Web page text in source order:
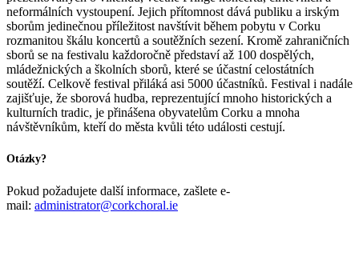
neformálních vystoupení. Jejich přítomnost dává publiku a irským
sborům jedinečnou příležitost navštívit během pobytu v Corku
rozmanitou škálu koncertů a soutěžních sezení. Kromě zahraničních
sborů se na festivalu každoročně představí až 100 dospělých,
mládežnických a školních sborů, které se účastní celostátních
soutěží. Celkově festival přiláká asi 5000 účastníků. Festival i nadále
zajišťuje, že sborová hudba, reprezentující mnoho historických a
kulturních tradic, je přinášena obyvatelům Corku a mnoha
návštěvníkům, kteří do města kvůli této události cestují.
Otázky?
Pokud požadujete další informace, zašlete e-
mail: administrator@corkchoral.ie